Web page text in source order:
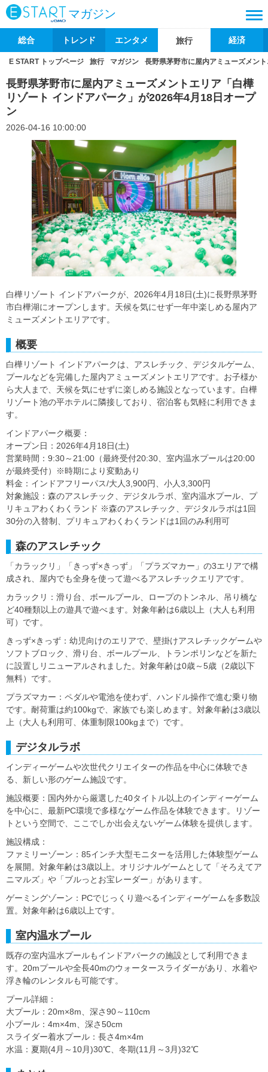
マガジン
総合 トレンド エンタメ 旅行 経済
E START トップページ 旅行 マガジン 長野県茅野市に屋内アミューズメン
長野県茅野市に屋内アミューズメントエリア「白樺
リゾート インドアパーク」が2026年4月18日オープ
ン
2026-04-16 10:00:00
白樺リゾート インドアパークが、2026年4月18日(土)に長野県茅野
市白樺湖にオープンします。天候を気にせず一年中楽しめる屋内ア
ミューズメントエリアです。
概要
白樺リゾート インドアパークは、アスレチック、デジタルゲーム、
プールなどを完備した屋内アミューズメントエリアです。お子様か
ら大人まで、天候を気にせずに楽しめる施設となっています。白樺
リゾート池の平ホテルに隣接しており、宿泊客も気軽に利用できま
す。
インドアパーク概要：
オープン日：2026年4月18日(土)
営業時間：9:30～21:00（最終受付20:30、室内温水プールは20:00
が最終受付）※時期により変動あり
料金：インドアフリーパス/大人3,900円、小人3,300円
対象施設：森のアスレチック、デジタルラボ、室内温水プール、プ
リキュアわくわくランド ※森のアスレチック、デジタルラボは1回
30分の入替制、プリキュアわくわくランドは1回のみ利用可
森のアスレチック
「カラックリ」「きっず×きっず」「プラズマカー」の3エリアで構
成され、屋内でも全身を使って遊べるアスレチックエリアです。
カラックリ：滑り台、ボールプール、ロープのトンネル、吊り橋な
ど40種類以上の遊具で遊べます。対象年齢は6歳以上（大人も利用
可）です。
きっず×きっず：幼児向けのエリアで、壁掛けアスレチックゲームや
ソフトブロック、滑り台、ボールプール、トランポリンなどを新た
に設置しリニューアルされました。対象年齢は0歳～5歳（2歳以下
無料）です。
プラズマカー：ペダルや電池を使わず、ハンドル操作で進む乗り物
です。耐荷重は約100kgで、家族でも楽しめます。対象年齢は3歳以
上（大人も利用可、体重制限100kgまで）です。
デジタルラボ
インディーゲームや次世代クリエイターの作品を中心に体験でき
る、新しい形のゲーム施設です。
施設概要：国内外から厳選した40タイトル以上のインディーゲーム
を中心に、最新PC環境で多様なゲーム作品を体験できます。リゾー
トという空間で、ここでしか出会えないゲーム体験を提供します。
施設構成：
ファミリーゾーン：85インチ大型モニターを活用した体験型ゲーム
を展開。対象年齢は3歳以上。オリジナルゲームとして「そろえてア
ニマルズ」や「ブルっとお宝レーダー」があります。
ゲーミングゾーン：PCでじっくり遊べるインディーゲームを多数設
置。対象年齢は6歳以上です。
室内温水プール
既存の室内温水プールもインドアパークの施設として利用できま
す。20mプールや全長40mのウォータースライダーがあり、水着や
浮き輪のレンタルも可能です。
プール詳細：
大プール：20m×8m、深さ90～110cm
小プール：4m×4m、深さ50cm
スライダー着水プール：長さ4m×4m
水温：夏期(4月～10月)30℃、冬期(11月～3月)32℃